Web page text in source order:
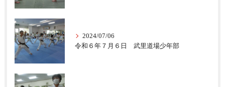
2024/07/06
令和６年７月６日 武里道場少年部